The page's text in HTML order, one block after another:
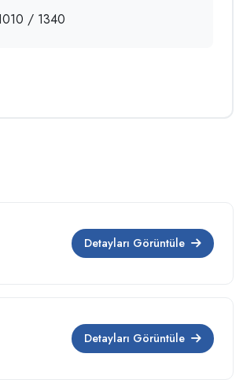
/ 1340
Detayları Görüntüle
Detayları Görüntüle